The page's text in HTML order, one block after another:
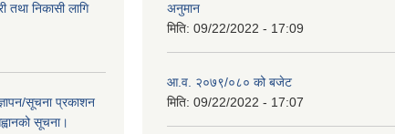
तथा निकासी लागि
सूचना प्रकाशन
सूचना।
अनुमान
मिति: 09/22/2022 - 17:09
आ.व. २०७९/०८० को बजेट
मिति: 09/22/2022 - 17:07